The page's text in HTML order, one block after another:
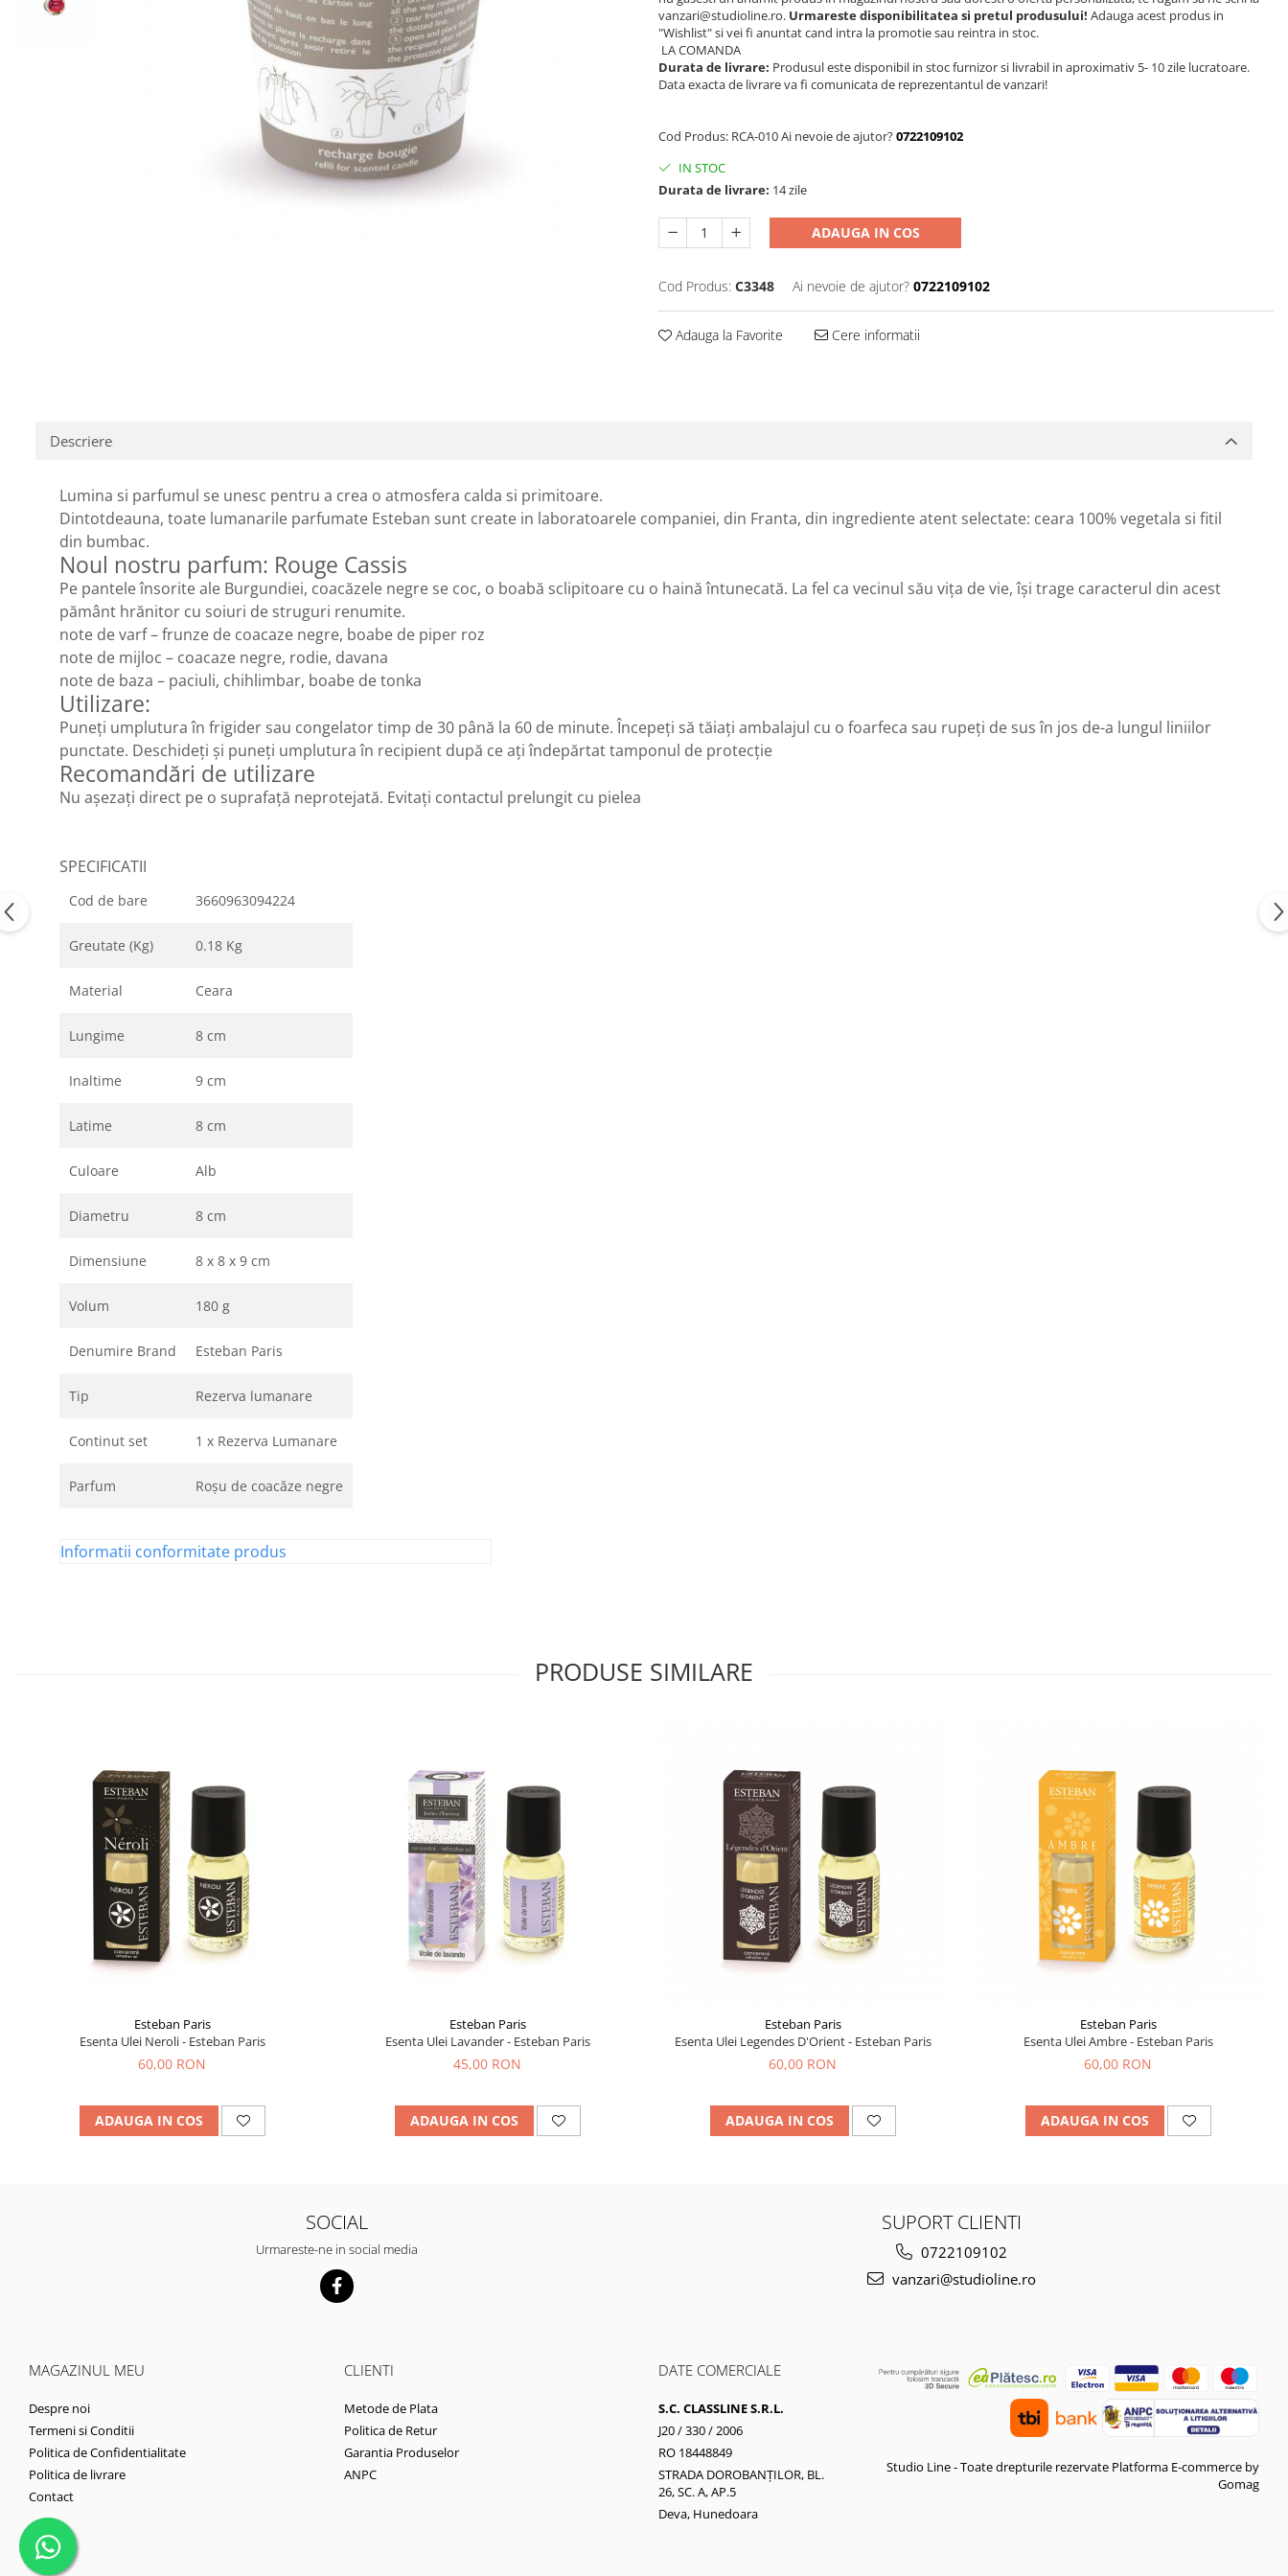
vanzari@studioline.ro. Urmareste disponibilitatea si pretul produsului! Adauga acest produs in
"Wishlist" si vei fi anuntat cand intra la promotie sau reintra in stoc.
LA COMANDA
Durata de livrare: Produsul este disponibil in stoc furnizor si livrabil in aproximativ 5- 10 zile lucratoare.
Data exacta de livrare va fi comunicata de reprezentantul de vanzari!
Cod Produs: RCA-010 Ai nevoie de ajutor?0722109102
IN STOC
Durata de livrare: 14 zile
ADAUGA IN COS
Cod Produs: C3348 Ai nevoie de ajutor? 0722109102
Adauga la Favorite Cere informatii
Descriere
Lumina si parfumul se unesc pentru a crea o atmosfera calda si primitoare.
Dintotdeauna, toate lumanarile parfumate Esteban sunt create in laboratoarele companiei, din Franta, din ingrediente atent selectate: ceara 100% vegetala si fitil
din bumbac.
Noul nostru parfum: Rouge Cassis
Pe pantele însorite ale Burgundiei, coacăzele negre se coc, o boabă sclipitoare cu o haină întunecată. La fel ca vecinul său vița de vie, își trage caracterul din acest
pământ hrănitor cu soiuri de struguri renumite.
note de varf – frunze de coacaze negre, boabe de piper roz
note de mijloc – coacaze negre, rodie, davana
note de baza – paciuli, chihlimbar, boabe de tonka
Utilizare:
Puneți umplutura în frigider sau congelator timp de 30 până la 60 de minute. Începeți să tăiați ambalajul cu o foarfeca sau rupeți de sus în jos de-a lungul liniilor
punctate. Deschideți și puneți umplutura în recipient după ce ați îndepărtat tamponul de protecție
Recomandări de utilizare
Nu așezați direct pe o suprafață neprotejată. Evitați contactul prelungit cu pielea
SPECIFICATII
Cod de bare 3660963094224
Greutate (Kg) 0.18 Kg
Material Ceara
Lungime 8 cm
Inaltime 9 cm
Latime 8 cm
Culoare Alb
Diametru 8 cm
Dimensiune 8 x 8 x 9 cm
Volum 180 g
Denumire Brand Esteban Paris
Tip Rezerva lumanare
Continut set 1 x Rezerva Lumanare
Parfum Roșu de coacăze negre
Informatii conformitate produs
PRODUSE SIMILARE
Esteban Paris
Esenta Ulei Neroli - Esteban Paris
60,00 RON
ADAUGA IN COS
Esteban Paris
Esenta Ulei Lavander - Esteban Paris
45,00 RON
ADAUGA IN COS
Esteban Paris
Esenta Ulei Legendes D'Orient - Esteban Paris
60,00 RON
ADAUGA IN COS
Esteban Paris
Esenta Ulei Ambre - Esteban Paris
60,00 RON
ADAUGA IN COS
SOCIAL
Urmareste-ne in social media
SUPORT CLIENTI
0722109102
vanzari@studioline.ro
MAGAZINUL MEU
Despre noi
Termeni si Conditii
Politica de Confidentialitate
Politica de livrare
Contact
CLIENTI
Metode de Plata
Politica de Retur
Garantia Produselor
ANPC
DATE COMERCIALE
S.C. CLASSLINE S.R.L.
J20 / 330 / 2006
RO 18448849
STRADA DOROBANȚILOR, BL.
26, SC. A, AP.5
Deva, Hunedoara
Studio Line - Toate drepturile rezervate Platforma E-commerce by
Gomag